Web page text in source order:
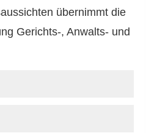
übernimmt die
Gerichts-, Anwalts- und